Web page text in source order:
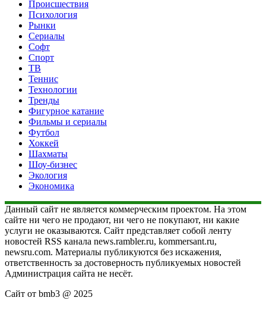
Происшествия
Психология
Рынки
Сериалы
Софт
Спорт
ТВ
Теннис
Технологии
Тренды
Фигурное катание
Фильмы и сериалы
Футбол
Хоккей
Шахматы
Шоу-бизнес
Экология
Экономика
Данный сайт не является коммерческим проектом. На этом
сайте ни чего не продают, ни чего не покупают, ни какие
услуги не оказываются. Сайт представляет собой ленту
новостей RSS канала news.rambler.ru, kommersant.ru,
newsru.com. Материалы публикуются без искажения,
ответственность за достоверность публикуемых новостей
Администрация сайта не несёт.
Сайт от bmb3 @ 2025